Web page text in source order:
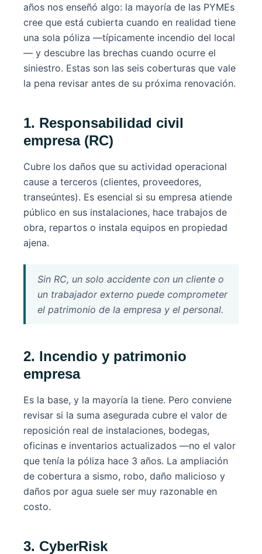
años nos enseñó algo: la mayoría de las PYMEs
cree que está cubierta cuando en realidad tiene
una sola póliza —típicamente incendio del local
— y descubre las brechas cuando ocurre el
siniestro. Estas son las seis coberturas que vale
la pena revisar antes de su próxima renovación.
1. Responsabilidad civil
empresa (RC)
Cubre los daños que su actividad operacional
cause a terceros (clientes, proveedores,
transeúntes). Es esencial si su empresa atiende
público en sus instalaciones, hace trabajos de
obra, repartos o instala equipos en propiedad
ajena.
Sin RC, un solo accidente con un cliente o
un trabajador externo puede comprometer
el patrimonio de la empresa y el personal.
2. Incendio y patrimonio
empresa
Es la base, y la mayoría la tiene. Pero conviene
revisar si la suma asegurada cubre el valor de
reposición real de instalaciones, bodegas,
oficinas e inventarios actualizados —no el valor
que tenía la póliza hace 3 años. La ampliación
de cobertura a sismo, robo, daño malicioso y
daños por agua suele ser muy razonable en
costo.
3. CyberRisk